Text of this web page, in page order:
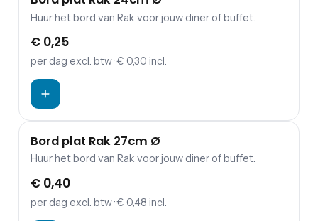
Huur het bord van Rak voor jouw diner of buffet.
€ 0,25
per dag excl. btw· € 0,30 incl.
Bord plat Rak 27cm Ø
Huur het bord van Rak voor jouw diner of buffet.
€ 0,40
per dag excl. btw· € 0,48 incl.